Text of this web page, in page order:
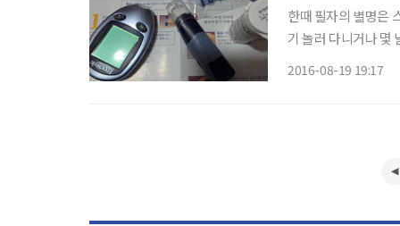
한때 필자의 별명은
기 놀러 다니거나 몇
2016-08-19 19:17